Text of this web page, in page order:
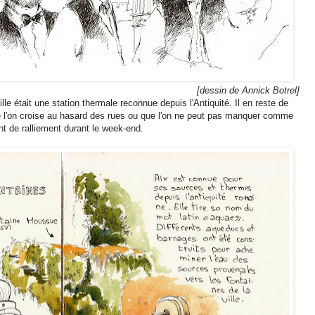
[dessin de Annick Botrel]
était une station thermale reconnue depuis l'Antiquité. Il en reste de
croise au hasard des rues ou que l'on ne peut pas manquer comme
de ralliement durant le week-end.